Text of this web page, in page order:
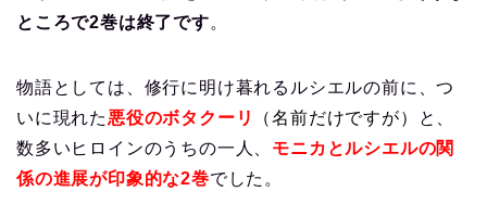
ところで2巻は終了です。
物語としては、修行に明け暮れるルシエルの前に、つ
いに現れた 悪役のボタクーリ （名前だけですが）
と、
数多いヒロインのうちの一人、 モニカとルシエルの関
係の進展が印象的な2巻でした。